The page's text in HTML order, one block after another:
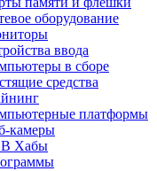
оборудование
ввода
в сборе
средства
платформы
камеры
Хабы